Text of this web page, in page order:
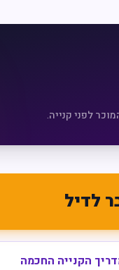
לפני קנייה.
לדיל
הקנייה החכמה